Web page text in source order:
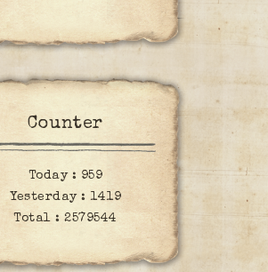
Counter
Today : 959
Yesterday : 1419
Total :2579544